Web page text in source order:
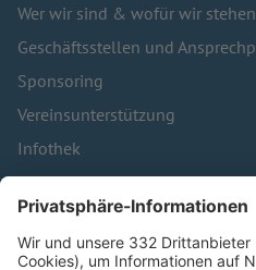
Wer wir sind & wofür wir stehen
Geschäftsstellen und
Sponsoring
Vereinsunterstützung
Infothek
Kontakt
HÄUFIG BESUCHTE